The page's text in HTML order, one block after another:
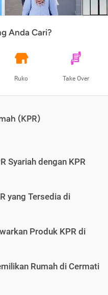
Anda Cari?
Ruko Take Over
(KPR)
Syariah dengan KPR
yang Tersedia di
Produk KPR di
Rumah di Cermati